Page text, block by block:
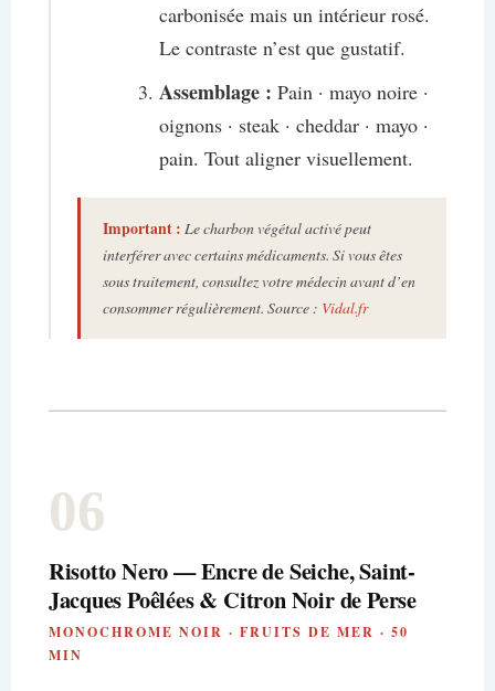
carbonisée mais un intérieur rosé.
Le contraste n’est que gustatif.
Assemblage : Pain · mayo noire ·
oignons · steak · cheddar · mayo ·
pain. Tout aligner visuellement.
Important : Le charbon végétal activé peut
interférer avec certains médicaments. Si vous êtes
sous traitement, consultez votre médecin avant d’en
consommer régulièrement. Source : Vidal.fr
06
Risotto Nero — Encre de Seiche, Saint-
Jacques Poêlées & Citron Noir de Perse
MONOCHROME NOIR · FRUITS DE MER · 50
MIN